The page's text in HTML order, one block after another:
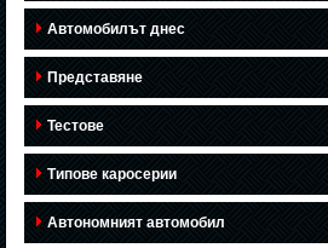
Автомобилът днес
Представяне
Тестове
Типове каросерии
Автономният автомобил